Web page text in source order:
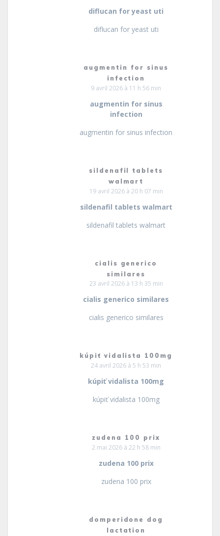
diflucan for yeast uti
diflucan for yeast uti
augmentin for sinus
infection
9 avril 2026 à 11 h 56 min
augmentin for sinus
infection
augmentin for sinus infection
sildenafil tablets
walmart
19 avril 2026 à 20 h 07 min
sildenafil tablets walmart
sildenafil tablets walmart
cialis generico
similares
23 avril 2026 à 13 h 35 min
cialis generico similares
cialis generico similares
kúpiť vidalista 100mg
24 avril 2026 à 5 h 53 min
kúpiť vidalista 100mg
kúpiť vidalista 100mg
zudena 100 prix
2 mai 2026 à 22 h 58 min
zudena 100 prix
zudena 100 prix
domperidone dog
lactation